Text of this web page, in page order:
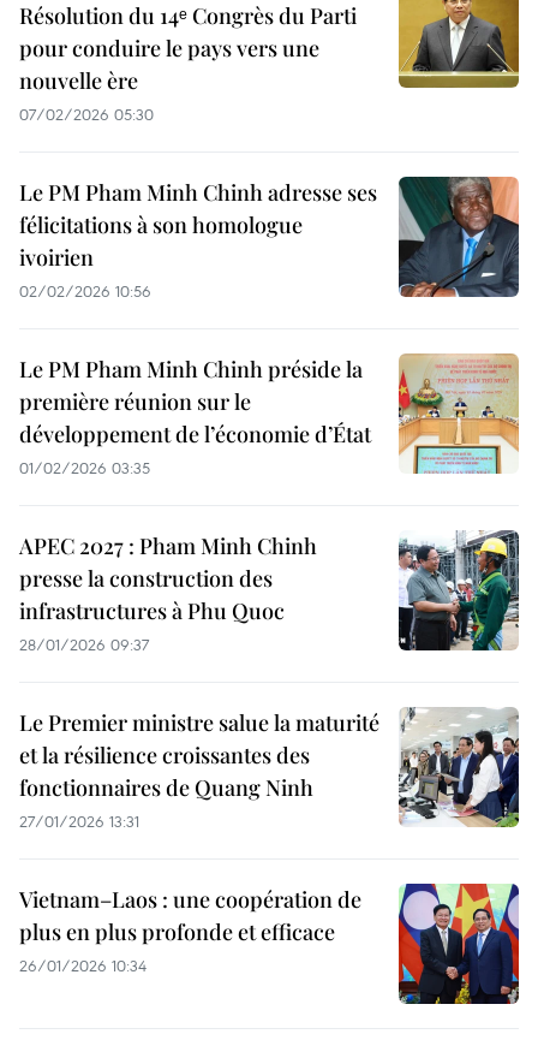
Résolution du 14ᵉ Congrès du Parti
pour conduire le pays vers une
nouvelle ère
07/02/2026 05:30
Le PM Pham Minh Chinh adresse ses
félicitations à son homologue
ivoirien
02/02/2026 10:56
Le PM Pham Minh Chinh préside la
première réunion sur le
développement de l’économie d’État
01/02/2026 03:35
APEC 2027 : Pham Minh Chinh
presse la construction des
infrastructures à Phu Quoc
28/01/2026 09:37
Le Premier ministre salue la maturité
et la résilience croissantes des
fonctionnaires de Quang Ninh
27/01/2026 13:31
Vietnam–Laos : une coopération de
plus en plus profonde et efficace
26/01/2026 10:34